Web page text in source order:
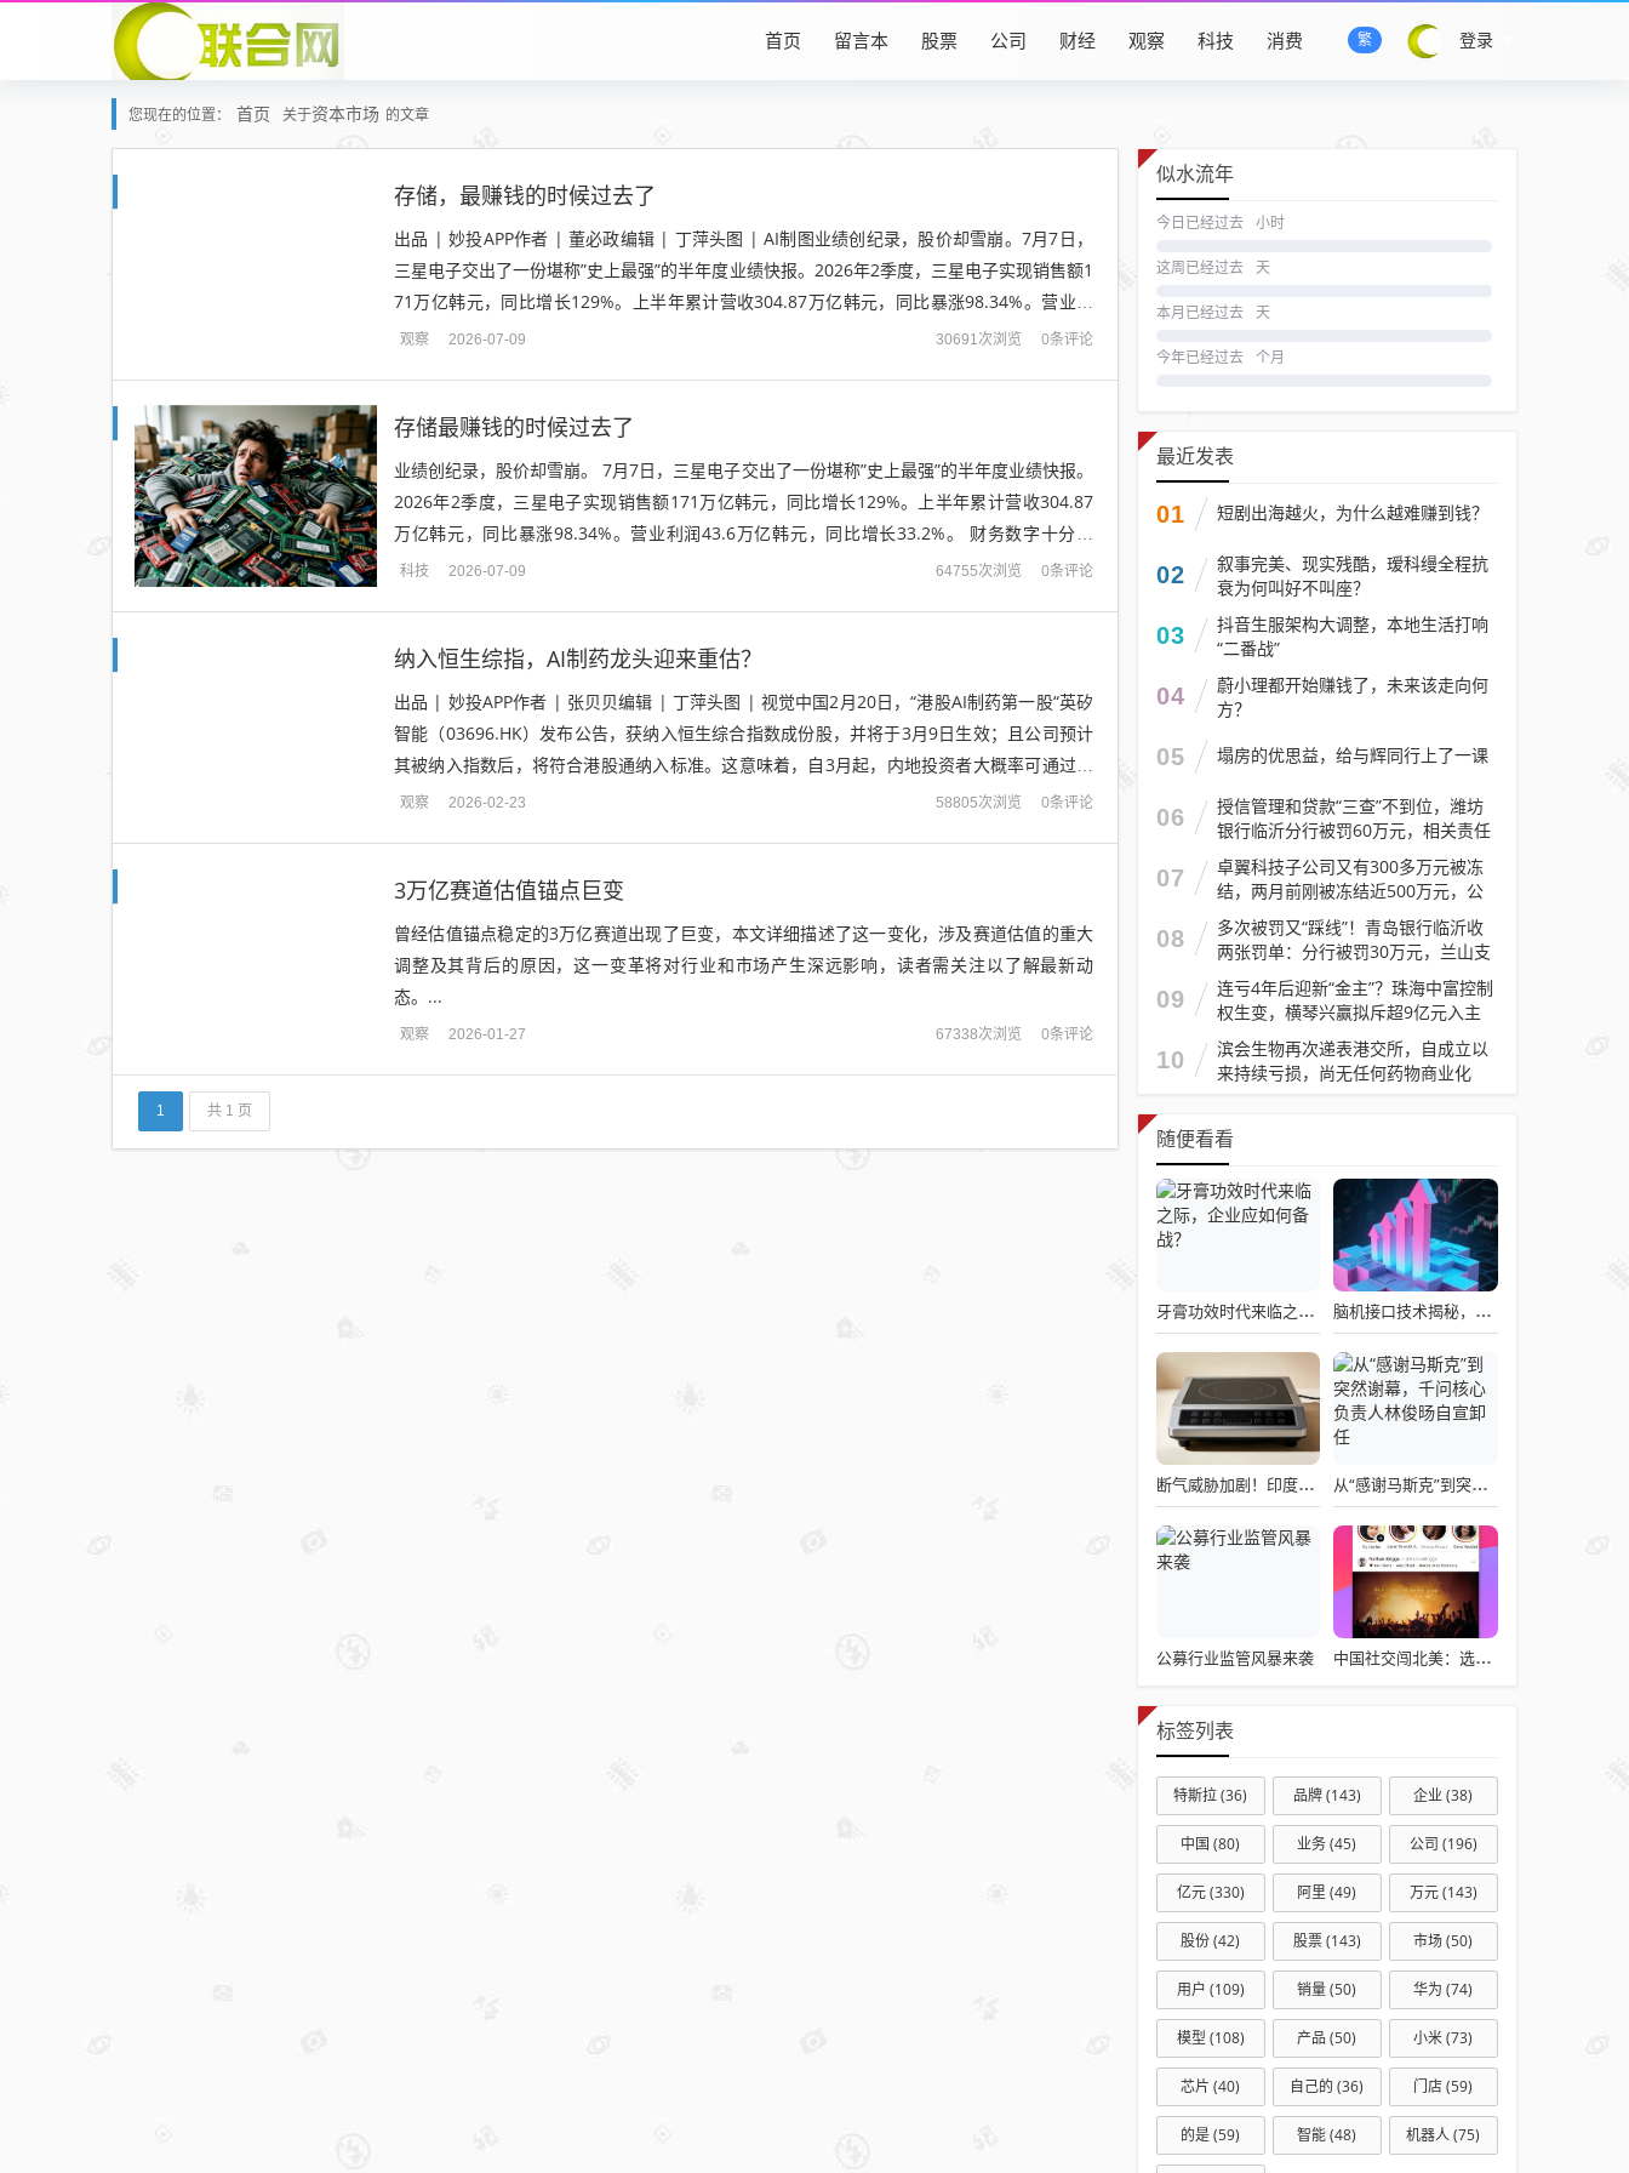
登录
繁
首页 留言本 股票 公司 财经 观察 科技 消费
您现在的位置： 首页 关于资本市场 的文章
存储，最赚钱的时候过去了
出品 | 妙投APP作者 | 董必政编辑 | 丁萍头图 | AI制图业绩创纪录，股价却雪崩。7月7日，
三星电子交出了一份堪称”史上最强”的半年度业绩快报。2026年2季度，三星电子实现销售额1
71万亿韩元，同比增长129%。上半年累计营收304.87万亿韩元，同比暴涨98.34%。营业利
润43.6万...
观察 2026-07-09 30691次浏览 0条评论
存储最赚钱的时候过去了
业绩创纪录，股价却雪崩。 7月7日，三星电子交出了一份堪称”史上最强”的半年度业绩快报。
2026年2季度，三星电子实现销售额171万亿韩元，同比增长129%。上半年累计营收304.87
万亿韩元，同比暴涨98.34%。营业利润43.6万亿韩元，同比增长33.2%。 财务数字十分亮
眼，但资本市场给出了...
科技 2026-07-09 64755次浏览 0条评论
纳入恒生综指，AI制药龙头迎来重估？
出品 | 妙投APP作者 | 张贝贝编辑 | 丁萍头图 | 视觉中国2月20日，“港股AI制药第一股“英矽
智能（03696.HK）发布公告，获纳入恒生综合指数成份股，并将于3月9日生效；且公司预计
其被纳入指数后，将符合港股通纳入标准。这意味着，自3月起，内地投资者大概率可通过港
股通直接买卖英矽智能股...
观察 2026-02-23 58805次浏览 0条评论
3万亿赛道估值锚点巨变
曾经估值锚点稳定的3万亿赛道出现了巨变，本文详细描述了这一变化，涉及赛道估值的重大
调整及其背后的原因，这一变革将对行业和市场产生深远影响，读者需关注以了解最新动
态。...
观察 2026-01-27 67338次浏览 0条评论
1 共 1 页
似水流年
今日已经过去 小时
这周已经过去 天
本月已经过去 天
今年已经过去 个月
最近发表
01 短剧出海越火，为什么越难赚到钱？
02
叙事完美、现实残酷，瑷科缦全程抗
衰为何叫好不叫座？
03
抖音生服架构大调整，本地生活打响
“二番战”
04
蔚小理都开始赚钱了，未来该走向何
方？
05 塌房的优思益，给与辉同行上了一课
06
授信管理和贷款“三查”不到位，潍坊
银行临沂分行被罚60万元，相关责任
人被警告
07
卓翼科技子公司又有300多万元被冻
结，两月前刚被冻结近500万元，公
司去年预计亏损至少2.1亿元
08
多次被罚又“踩线”！青岛银行临沂收
两张罚单：分行被罚30万元，兰山支
行被罚30万元
09
连亏4年后迎新“金主”？珠海中富控制
权生变，横琴兴赢拟斥超9亿元入主
10
滨会生物再次递表港交所，自成立以
来持续亏损，尚无任何药物商业化
随便看看
牙膏功效时代来临之际，企业应如何备战？ 脑机接口技术揭秘，引领读心术革命的领跑者大盘点
断气威胁加剧！印度民众疯抢电磁炉 制造商将从中国空运部件 从“感谢马斯克”到突然谢幕，千问核心负责人林俊旸自宣卸任
公募行业监管风暴来袭 中国社交闯北美：选择远大于努力
标签列表
特斯拉(36) 品牌(143) 企业(38)
中国 (80) 业务(45) 公司 (196)
亿元(330) 阿里 (49) 万元(143)
股份(42) 股票(143) 市场(50)
用户 (109) 销量(50) 华为 (74)
模型 (108) 产品 (50) 小米(73)
芯片 (40) 自己的 (36) 门店(59)
的是(59) 智能(48) 机器人(75)